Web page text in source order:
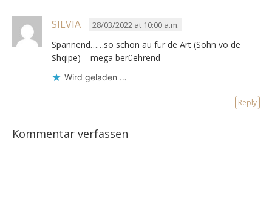
SILVIA 28/03/2022 at 10:00 a.m.
Spannend……so schön au für de Art (Sohn vo de
Shqipe) – mega berüehrend
Wird geladen …
Reply
Kommentar verfassen